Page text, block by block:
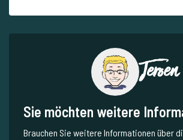
Jeroen
Sie möchten weitere
Brauchen Sie weitere Informationen über